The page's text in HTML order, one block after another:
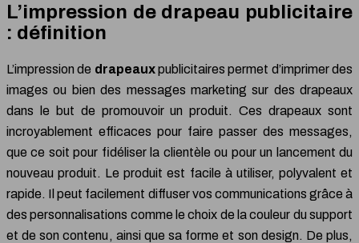
L’impression de drapeau publicitaire
: définition
L’impression de drapeauxpublicitaires permet d’imprimer des
images ou bien des messages marketing sur des drapeaux
dans le but de promouvoir un produit. Ces drapeaux sont
incroyablement efficaces pour faire passer des messages,
que ce soit pour fidéliser la clientèle ou pour un lancement du
nouveau produit. Le produit est facile à utiliser, polyvalent et
rapide. Il peut facilement diffuser vos communications grâce à
des personnalisations comme le choix de la couleur du support
et de son contenu, ainsi que sa forme et son design. De plus,